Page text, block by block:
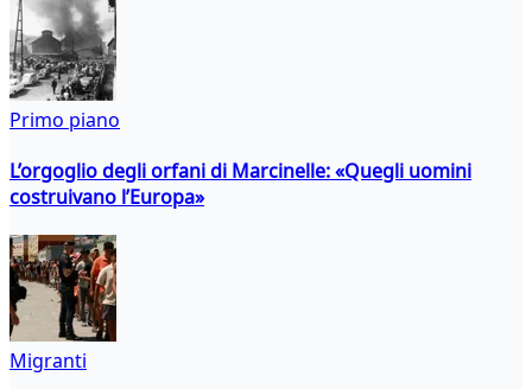
Primo piano
L’orgoglio degli orfani di Marcinelle: «Quegli uomini
costruivano l’Europa»
Migranti